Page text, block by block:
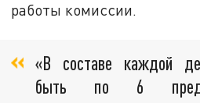
работы комиссии.
«В составе каждой
быть по 6